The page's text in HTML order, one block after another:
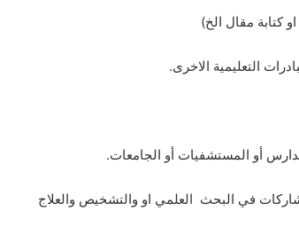
كتابة مقال الخ)
التعليمية الاخرى.
أو المستشفيات أو الجامعات.
في البحث العلمي او والتشخيص والعلاج